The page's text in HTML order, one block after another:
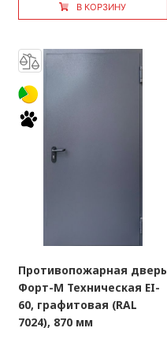
В КОРЗИНУ
Противопожарная дверь
Форт-М Техническая EI-
60, графитовая (RAL
7024), 870 мм